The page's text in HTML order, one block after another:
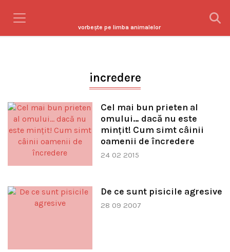
vorbeşte pe limba animalelor
incredere
Cel mai bun prieten al
omului… dacă nu este
mințit! Cum simt câinii
oamenii de încredere
24 02 2015
De ce sunt pisicile agresive
28 09 2007